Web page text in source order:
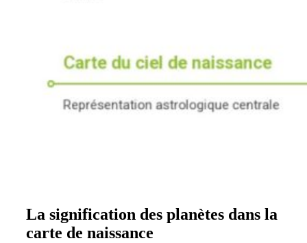
La signification des planètes dans la
carte de naissance